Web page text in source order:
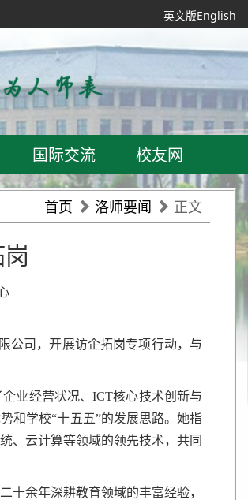
英文版English
国际交流 校友网
首页 洛师要闻 正文
公司，开展访企拓岗专项行动，与
业经营状况、ICT核心技术创新与
和学校“十五五”的发展思路。她指
、云计算等领域的领先技术，共同
十余年深耕教育领域的丰富经验，